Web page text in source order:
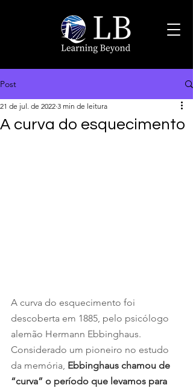
Post
A curva do esquecimento
21 de jul. de 2022 3 min de leitura
A curva do esquecimento foi
descoberta em 1885, pelo psicólogo
alemão Hermann Ebbinghaus.
Considerado um pioneiro no estudo
da memória, Ebbinghaus chamou de
“curva” o período que levamos para